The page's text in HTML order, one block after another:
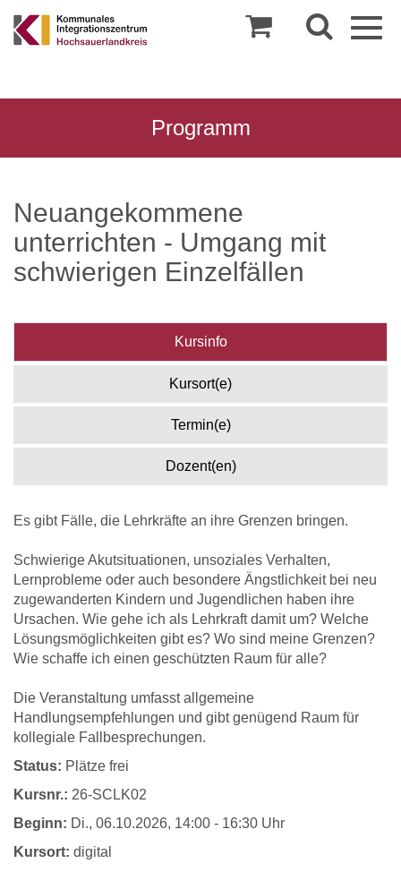
Programm
Neuangekommene
unterrichten - Umgang mit
schwierigen Einzelfällen
Kursinfo
Kursort(e)
Termin(e)
Dozent(en)
Es gibt Fälle, die Lehrkräfte an ihre Grenzen bringen.
Schwierige Akutsituationen, unsoziales Verhalten,
Lernprobleme oder auch besondere Ängstlichkeit bei neu
zugewanderten Kindern und Jugendlichen haben ihre
Ursachen. Wie gehe ich als Lehrkraft damit um? Welche
Lösungsmöglichkeiten gibt es? Wo sind meine Grenzen?
Wie schaffe ich einen geschützten Raum für alle?
Die Veranstaltung umfasst allgemeine
Handlungsempfehlungen und gibt genügend Raum für
kollegiale Fallbesprechungen.
Status: Plätze frei
Kursnr.: 26-SCLK02
Beginn: Di., 06.10.2026, 14:00 - 16:30 Uhr
Kursort: digital